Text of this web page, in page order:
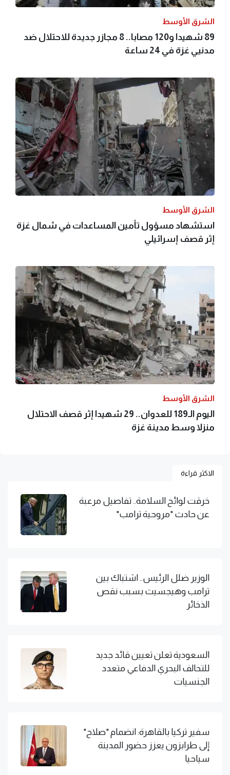
الشرق الأوسط
89 شهيدا و120 مصابا.. 8 مجازر جديدة للاحتلال ضد
مدنيي غزة في 24 ساعة
الشرق الأوسط
استشهاد مسؤول تأمين المساعدات في شمال غزة
إثر قصف إسرائيلي
الشرق الأوسط
اليوم الـ189 للعدوان.. 29 شهيدا إثر قصف الاحتلال
منزلا وسط مدينة غزة
الاكثر قراءة
خرقت لوائح السلامة.. تفاصيل مرعبة
عن حادث "مروحية ترامب"
الوزير ضلل الرئيس.. اشتباك بين
ترامب وهيجسيث بسبب نقص
الذخائر
السعودية تعلن تعيين قائد جديد
للتحالف البحري الدفاعي متعدد
الجنسيات
سفير تركيا بالقاهرة: انضمام "صلاح"
إلى طرابزون يعزز حضور المدينة
سياحيا